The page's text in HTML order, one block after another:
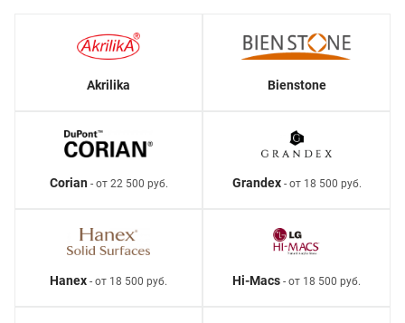
Akrilika Bienstone
Corian- от 22 500 руб. Grandex- от 18 500 руб.
Hanex - от 18 500 руб. Hi-Macs - от 18 500 руб.